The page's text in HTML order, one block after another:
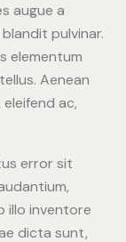
augue a
pulvinar.
elementum
Aenean
ac,
error sit
illo inventore
dicta sunt,